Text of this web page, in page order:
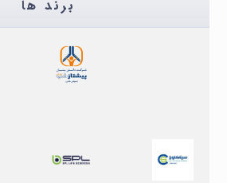
برند ها